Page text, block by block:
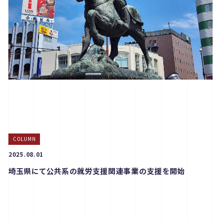
COLUMN
2025.08.01
埼玉県にて公共系の就労支援関連事業の支援を開始